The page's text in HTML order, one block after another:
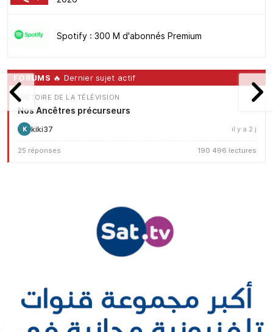
Spotify : 300 M d'abonnés Premium
FORUMS 🔥 Dernier sujet actif
HISTOIRE DE LA TÉLÉVISION
Nos Ancêtres précurseurs
K kiki37 il y a 2 j
25 réponses 190 496 lectures